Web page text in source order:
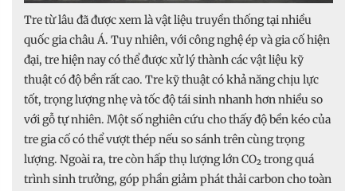
Tre từ lâu đã được xem là vật liệu truyền thống tại nhiều
quốc gia châu Á. Tuy nhiên, với công nghệ ép và gia cố hiện
đại, tre hiện nay có thể được xử lý thành các vật liệu kỹ
thuật có độ bền rất cao. Tre kỹ thuật có khả năng chịu lực
tốt, trọng lượng nhẹ và tốc độ tái sinh nhanh hơn nhiều so
với gỗ tự nhiên. Một số nghiên cứu cho thấy độ bền kéo của
tre gia cố có thể vượt thép nếu so sánh trên cùng trọng
lượng. Ngoài ra, tre còn hấp thụ lượng lớn CO₂ trong quá
trình sinh trưởng, góp phần giảm phát thải carbon cho toàn